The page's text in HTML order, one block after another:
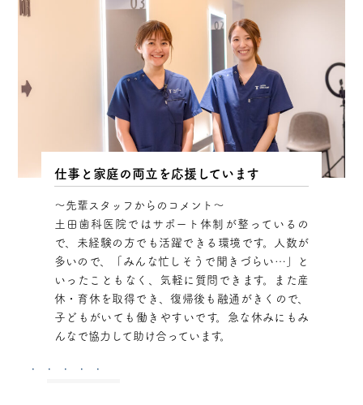
仕事と家庭の両立を応援しています
～先輩スタッフからのコメント～
土田歯科医院ではサポート体制が整っているの
で、未経験の方でも活躍できる環境です。人数が
多いので、「みんな忙しそうで聞きづらい…」と
いったこともなく、気軽に質問できます。また産
休・育休を取得でき、復帰後も融通がきくので、
子どもがいても働きやすいです。急な休みにもみ
んなで協力して助け合っています。